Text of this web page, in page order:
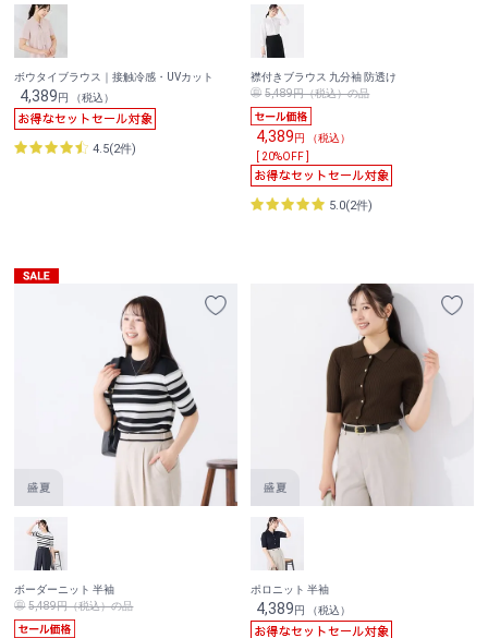
ボウタイブラウス｜接触冷感・UVカット
4,389円 （税込）
4.5(2件)
襟付きブラウス 九分袖 防透け
5,489円（税込）の品
4,389円 （税込）
[ 20%OFF ]
5.0(2件)
ボーダーニット 半袖
5,489円（税込）の品
ポロニット 半袖
4,389円 （税込）